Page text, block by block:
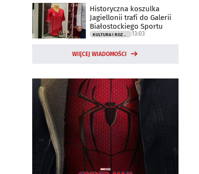
Historyczna koszulka
Jagiellonii trafi do Galerii
Białostockiego Sportu
13:03
WIĘCEJ WIADOMOŚCI